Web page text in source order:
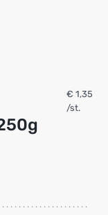
€ 1,35
/st.